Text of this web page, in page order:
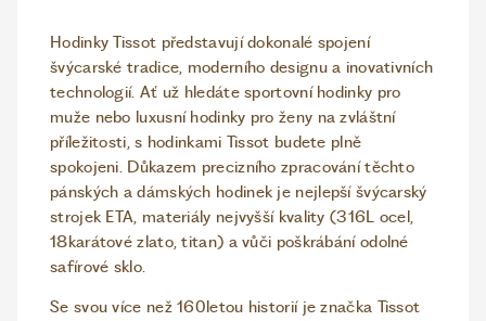
Hodinky Tissot představují dokonalé spojení
švýcarské tradice, moderního designu a inovativních
technologií. Ať už hledáte sportovní hodinky pro
muže nebo luxusní hodinky pro ženy na zvláštní
příležitosti, s hodinkami Tissot budete plně
spokojeni. Důkazem precizního zpracování těchto
pánských a dámských hodinek je nejlepší švýcarský
strojek ETA, materiály nejvyšší kvality (316L ocel,
18karátové zlato, titan) a vůči poškrábání odolné
safírové sklo.
Se svou více než 160letou historií je značka Tissot